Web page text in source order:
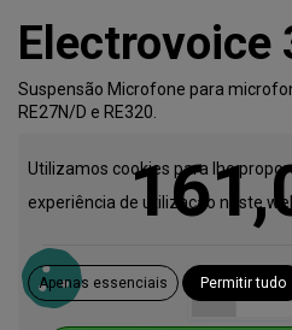
Electrovoice
Suspensão Microfone para
RE27N/D e RE320.
Utilizamos cookies para lhe
experiência de utilização neste
Apenas essenciais Permitir tudo